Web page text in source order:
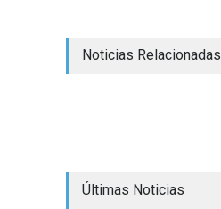
Noticias Relacionadas
Últimas Noticias